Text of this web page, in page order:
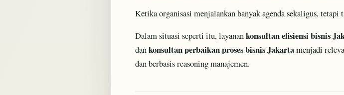
Ketika organisasi menjalankan banyak agenda sekaligus, tetapi
Dalam situasi seperti itu, layanankonsultan efisiensi bisnis
dankonsultan perbaikan proses bisnis Jakartamenjadi
dan berbasis reasoning manajemen.